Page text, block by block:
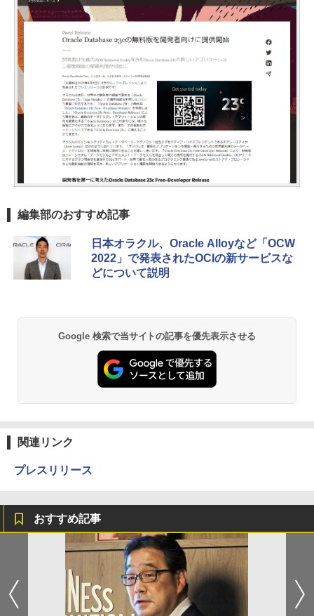
編集部のおすすめ記事
日本オラクル、Oracle Alloyなど「OCW
2022」で発表されたOCIの新サービスな
どについて説明
Google 検索で当サイトの記事を優先表示させる
関連リンク
プレスリリース
おすすめ記事